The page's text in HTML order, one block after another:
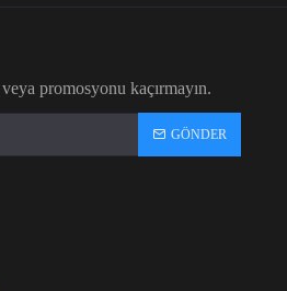
promosyonu kaçırmayın.
GÖNDER